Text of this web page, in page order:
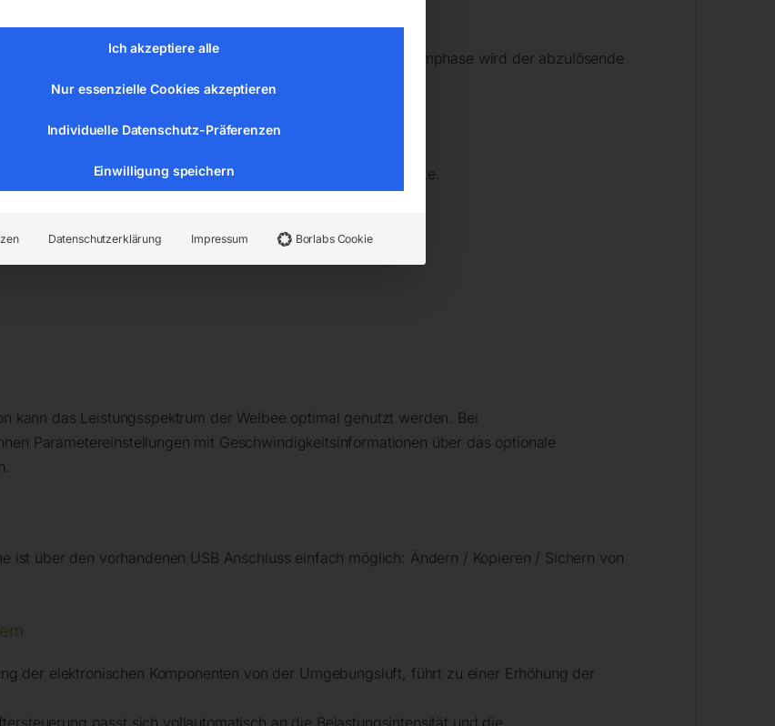
generiert (Pulsstrom, Grundstrom). In der Pulsstromphase wird der abzulösende
Effekt“ kontrolliert abgelöst.
Fördergeschwindigkeit in Intervallen udn regelt so die Schmelze.
kann das Leistungsspektrum der Welbee optimal genutzt werden. Bei
Parametereinstellungen mit Geschwindigkeitsinformationen über das optionale
ist über den vorhandenen USB Anschluss einfach möglich: Ändern / Kopieren / Sichern von
der elektronischen Komponenten von der Umgebungsluft, führt zu einer Erhöhung der
Ich akzeptiere alle
Nur essenzielle Cookies akzeptieren
Individuelle Datenschutz-Präferenzen
Einwilligung speichern
Datenschutzerklärung Impressum Borlabs Cookie